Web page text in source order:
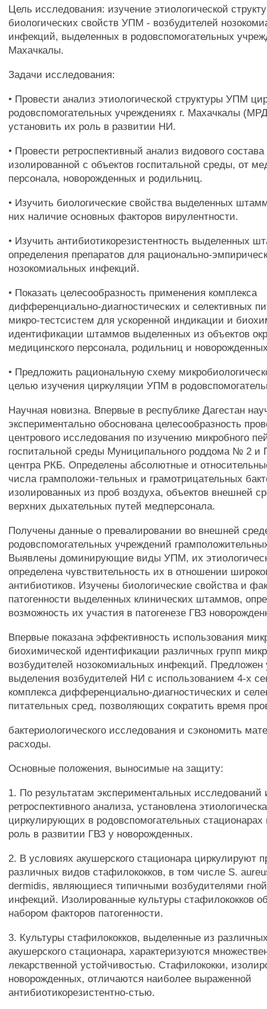
Цель исследования: изучение этиологической
биологических свойств УПМ - возбудителей
инфекций, выделенных в родовспомогательных
Махачкалы.
Задачи исследования:
• Провести анализ этиологической структуры УПМ
родовспомогательных учреждениях г. Махачкалы
установить их роль в развитии НИ.
• Провести ретроспективный анализ видового
изолированной с объектов госпитальной среды, от
персонала, новорожденных и родильниц.
• Изучить биологические свойства выделенных
них наличие основных факторов вирулентности.
• Изучить антибиотикорезистентность выделенных
определения препаратов для рационально-
нозокомиальных инфекций.
• Показать целесообразность применения комплекса
дифференциально-диагностических и селективных
микро-тестсистем для ускоренной индикации и
идентификации штаммов выделенных из объектов
медицинского персонала, родильниц и
• Предложить рациональную схему
целью изучения циркуляции УПМ в
Научная новизна. Впервые в республике Дагестан
экспериментально обоснована целесообразность
центрового исследования по изучению микробного
госпитальной среды Муниципального роддома № 2 и
центра РКБ. Определены абсолютные и
числа грамположи-тельных и грамотрицательных
изолированных из проб воздуха, объектов внешней
верхних дыхательных путей медперсонала.
Получены данные о превалировании во внешней
родовспомогательных учреждений
Выявлены доминирующие виды УПМ, их
определена чувствительность их в отношении
антибиотиков. Изучены биологические свойства и
патогенности выделенных клинических штаммов,
возможность их участия в патогенезе ГВЗ
Впервые показана эффективность использования
биохимической идентификации различных групп
возбудителей нозокомиальных инфекций. Предложен
выделения возбудителей НИ с использованием 4-х
комплекса дифференциально-диагностических и
питательных сред, позволяющих сократить время
бактериологического исследования и сэкономить
расходы.
Основные положения, выносимые на защиту:
1. По результатам экспериментальных исследований
ретроспективного анализа, установлена
циркулирующих в родовспомогательных стационарах
роль в развитии ГВЗ у новорожденных.
2. В условиях акушерского стационара циркулируют
различных видов стафилококков, в том числе S.
dermidis, являющиеся типичными возбудителями
инфекций. Изолированные культуры стафилококков
набором факторов патогенности.
3. Культуры стафилококков, выделенные из
акушерского стационара, характеризуются
лекарственной устойчивостью. Стафилококки,
новорожденных, отличаются наиболее выраженной
антибиотикорезистентно-стью.